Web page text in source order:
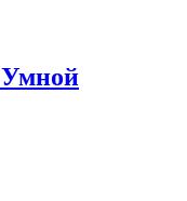
Умной